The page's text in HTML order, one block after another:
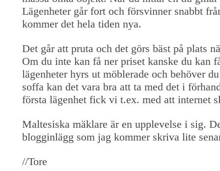
Lägenheter går fort och försvinner snabbt
kommer det hela tiden nya.
Det går att pruta och det görs bäst på plats
Om du inte kan få ner priset kanske du kan
lägenheter hyrs ut möblerade och behöver
soffa kan det vara bra att ta med det i
första lägenhet fick vi t.ex. med att internet
Maltesiska mäklare är en upplevelse i sig.
blogginlägg som jag kommer skriva lite
//Tore